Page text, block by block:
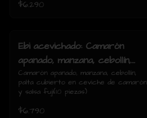
$6.290
Ebi acevichado: Camarón
apanado, manzana, cebollín,
palta cubierto en ceviche de
camarón y salsa fuji(10
Camarón apanado, manzana, cebollín,
palta cubierto en ceviche de camarón
y salsa fuji(10 piezas)
$6.790